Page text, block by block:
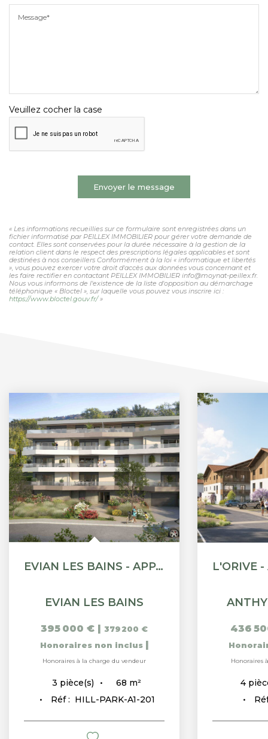
Message*
Veuillez cocher la case
Envoyer le message
« Les informations recueillies sur ce formulaire sont enregistrées dans un
fichier informatisé par PEILLEX IMMOBILIER pour gérer votre demande de
contact. Elles sont conservées pour la durée nécessaire à la gestion de la
relation client dans le respect des prescriptions légales applicables et sont
destinées à nos conseillers Conformément à la loi « informatique et libertés
», vous pouvez exercer votre droit d'accès aux données vous concernant et
les faire rectifier en contactant PEILLEX IMMOBILIER info@moynat-peillex.fr.
Nous vous informons de l'existence de la liste d'opposition au démarchage
téléphonique « Bloctel », sur laquelle vous pouvez vous inscrire ici :
https://www.bloctel.gouv.fr/»
EVIAN LES BAINS - APPARTEMENT T3 - 67.56M²
EVIAN LES BAINS
395 000 € | 379 200 €
Honoraires non inclus |
Honoraires à la charge du vendeur
3 pièce(s) 68 m²
Réf : HILL-PARK-A1-201
436
Honoraires
4